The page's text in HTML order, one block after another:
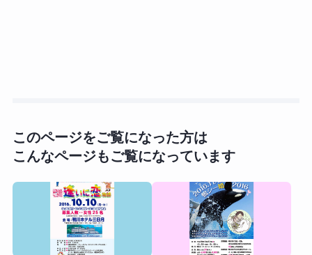
このページをご覧になった方は
こんなページもご覧になっています